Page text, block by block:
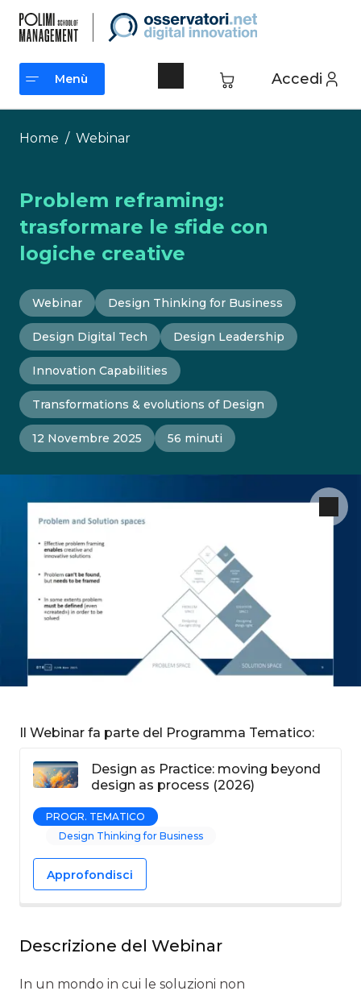
contenuto
Accedi
Menù
Menù
Home / Webinar
Problem reframing:
trasformare le sfide con
logiche creative
Webinar Design Thinking for Business
Design Digital Tech Design Leadership
Innovation Capabilities
Transformations & evolutions of Design
12 Novembre 2025 56 minuti
Il Webinar fa parte del Programma Tematico:
Design as Practice: moving beyond
design as process (2026)
PROGR. TEMATICO
Design Thinking for Business
Approfondisci
Descrizione del Webinar
In un mondo in cui le soluzioni non